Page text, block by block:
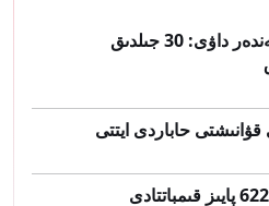
مەكتەپ اسحانالارىنداعى تەندەر داۋى: 30 جىلدىق
قۋانىشتى حاباردى ايتتى